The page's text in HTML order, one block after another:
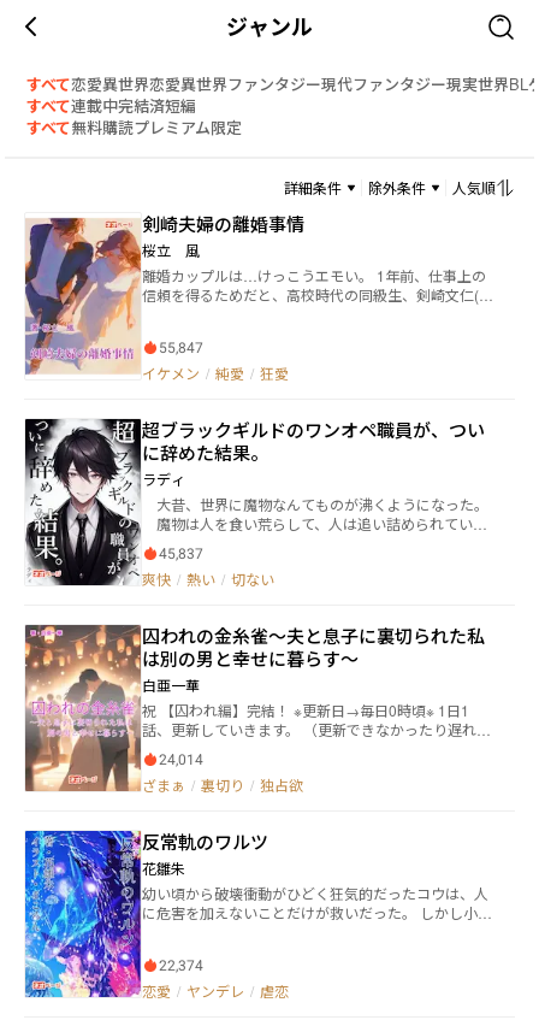
ジャンル
すべて恋愛異世界恋愛異世界ファンタジー現代ファンタジー現実世界BL
すべて連載中完結済短編
すべて無料購読プレミアム限定
詳細条件 除外条件 人気順
剣崎夫婦の離婚事情
桜立 風
離婚カップルは…けっこうエモい。 1年前、仕事上の
信頼を得るためだと、高校時代の同級生、剣崎文仁(け
おくのはいいかもしれないと、文仁のプロポーズを受
ける。 だが1年後、凛は離婚を切り出す。 理由を聞き
かなか縁が切れない2人。 簡単な結婚、そして離婚を
した2人の心情の裏には、それぞれの両親や家族を含む
お互いにまだ知らない、複雑な思いが渦巻いていた。
本当は、最高のパートナーのはずなのに、素直になれ
ない理由とは。 そんな時、凛のトラウマの元凶、父親
の龍二から連絡があり… 結婚とは、家族になるとは…
男女の愛、親子愛、様々なカタチの愛憎を知りなが
ら、簡単な結婚、そして離婚をした2人が選ぶ未来。
55,847
イケメン / 純愛 / 狂愛
超ブラックギルドのワンオペ職員が、つい
に辞めた結果。
ラディ
大昔、世界に魔物なんてものが沸くようになった。
魔物は人を食い荒らして、人は追い詰められてい
た。 見かねた神様とやらが、人々へスキルやらステ
ータスウインドウなんてのを与えて魔物への対抗策と
した。 そんなこんなで人々は魔物と戦い続け、それ
んだ。 国は冒険者を管理するために、ついでに納税
してもらう為に冒険者ギルドを設立した。 そんな世
界で、ギルドの職員をする男。 だが、男の働くギル
ドはブラックどころか超ブラック。 ワンオペで働き
続けた男はついに、辞めることにしたようだ。 男が
辞めたことによる影響、辞めた男の行動による影響。
影響は伝播し様々な影響を生む。 その伝播して行
く影響の果てにある、結果とは。 続編の契約連載開
始！ 『他の作品』欄から是非！ ※閲覧モードは原稿
この物語は、法律・法令に反する行為を容認・推奨す
るものではありません。
45,837
爽快 / 熱い / 切ない
囚われの金糸雀～夫と息子に裏切られた私
は別の男と幸せに暮らす～
白亜一華
祝 【囚われ編】完結！ ※更新日→毎日0時頃※ 1日1
話、更新していきます。 （更新できなかったり遅れた
りしたら申し訳ございません） 表紙は鋭意制作中の
為、突然変わります。 ◆◆◆◆◆ 「俺だけの金糸雀。
今日も私の腕の中で啼いてくれ。」 小さな劇場の舞台
司、霧生浩介と施設で育った神無月璃子。 しかし璃子
の人生はそこから壊れ始める。 璃子に異常なまでの執
着をみせる浩介は、璃子を手に入れてから屋敷の中で
大切に守っていた。 そして璃子は外の世界と隔離され
七年間の結婚生活を送っていた。 何も疑問に思わなか
られる愛を疑わなかった。 しかし璃子が夫と息子にサ
プライズをする為に黙って街に出た日、街頭モニター
から幸せそうな結婚式を挙げる夫であるはずの霧生浩
24,014
ざまぁ / 裏切り / 独占欲
反常軌のワルツ
花雛朱
幼い頃から破壊衝動がひどく狂気的だったコウは、人
に危害を加えないことだけが救いだった。 しかし小学
「普通」と言われる常識から逸脱した、異常な高校生
の恋物語
22,374
恋愛 / ヤンデレ / 虐恋